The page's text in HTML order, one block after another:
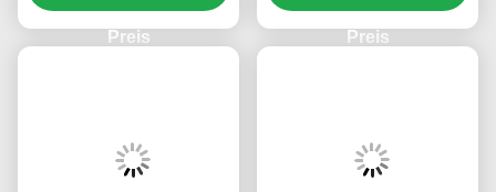
Dienstleistungen
Preis Preis